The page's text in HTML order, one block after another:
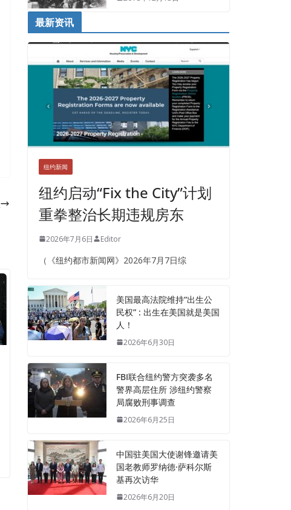
最新资讯
纽约新闻
纽约启动“Fix the City”计划
重拳整治长期违规房东
2026年7月6日 Editor
（《纽约都市新闻网》2026年7月7日综
美国最高法院维持“出生公
民权” : 出生在美国就是美国
人！
2026年6月30日
FBI联合纽约警方突袭多名
警界高层住所 涉纽约警察
局腐败刑事调查
2026年6月25日
中国驻美国大使谢锋邀请美
国老教师罗纳德·萨科尔斯
基再次访华
2026年6月20日